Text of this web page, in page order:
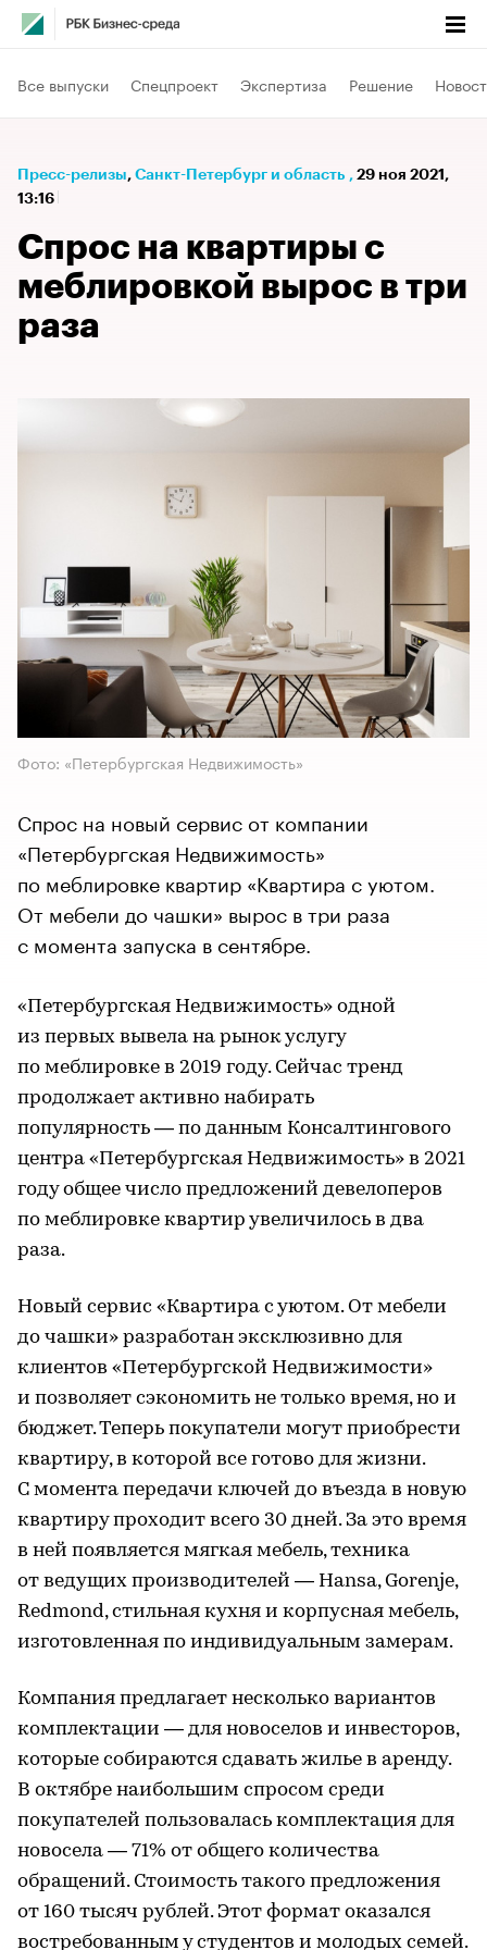
Все выпуски Спецпроект Экспертиза Решение
Пресс-релизы⁠, Санкт-Петербург и область , 29 ноя 2021,
13:16
Спрос на квартиры с
меблировкой вырос в три
раза
Фото: «Петербургская Недвижимость»
Спрос на новый сервис от компании
«Петербургская Недвижимость»
по меблировке квартир «Квартира с уютом.
От мебели до чашки» вырос в три раза
с момента запуска в сентябре.
«Петербургская Недвижимость» одной
из первых вывела на рынок услугу
по меблировке в 2019 году. Сейчас тренд
продолжает активно набирать
популярность — по данным Консалтингового
центра «Петербургская Недвижимость» в 2021
году общее число предложений девелоперов
по меблировке квартир увеличилось в два
раза.
Новый сервис «Квартира с уютом. От мебели
до чашки» разработан эксклюзивно для
клиентов «Петербургской Недвижимости»
и позволяет сэкономить не только время, но и
бюджет. Теперь покупатели могут приобрести
квартиру, в которой все готово для жизни.
С момента передачи ключей до въезда в новую
квартиру проходит всего 30 дней. За это время
в ней появляется мягкая мебель, техника
от ведущих производителей — Hansa, Gorenje,
Redmond, стильная кухня и корпусная мебель,
изготовленная по индивидуальным замерам.
Компания предлагает несколько вариантов
комплектации — для новоселов и инвесторов,
которые собираются сдавать жилье в аренду.
В октябре наибольшим спросом среди
покупателей пользовалась комплектация для
новосела — 71% от общего количества
обращений. Стоимость такого предложения
от 160 тысяч рублей. Этот формат оказался
востребованным у студентов и молодых семей.